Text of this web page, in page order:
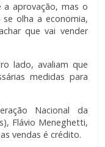
aprovação, mas o
olha a economia,
que vai vender
lado, avaliam que
medidas para
Nacional da
Flávio Meneghetti,
vendas é crédito.